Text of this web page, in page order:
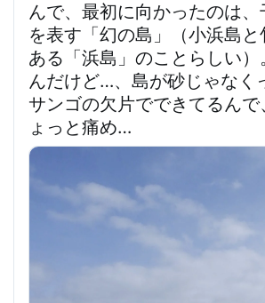
んで、最初に向かったのは、
を表す「幻の島」（小浜島
ある「浜島」のことらしい）
んだけど…、島が砂じゃなく
サンゴの欠片でできてるんで
ょっと痛め…